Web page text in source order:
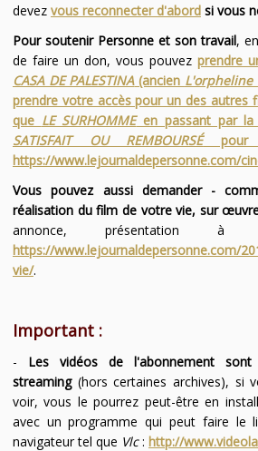
devez vous reconnecter d'abordsi vous
Pour soutenir Personne et son travail,
de faire un don, vous pouvez prendre
CASA DE PALESTINA(ancien L'orpheline
prendre votre accès pour un des autres
que LE SURHOMMEen passant par la
SATISFAIT OU REMBOURSÉpour
https://www.lejournaldepersonne.com/
Vous pouvez aussi demander -
réalisation du film de votre vie, sur
annonce, présentation
https://www.lejournaldepersonne.com/
vie/.
Important :
- Les vidéos de l'abonnement
streaming(hors certaines archives), si
voir, vous le pourrez peut-être en
avec un programme qui peut faire le
navigateur tel que Vlc: http://